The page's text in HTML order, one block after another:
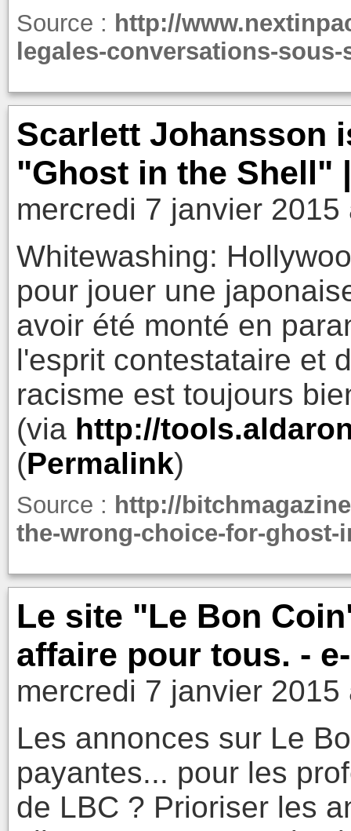
Source : http://
legales-conversations-
Scarlett Johansson
"Ghost in the Shell"
mercredi 7 janvier 2015
Whitewashing:
pour jouer une
avoir été monté en
l'esprit contestataire et
racisme est toujours
(via http://
(Permalink)
Source : http://
the-wrong-choice-for-ghost-
Le site "Le Bon
affaire pour tous. -
mercredi 7 janvier 2015
Les annonces sur Le
payantes... pour les
de LBC ? Prioriser les